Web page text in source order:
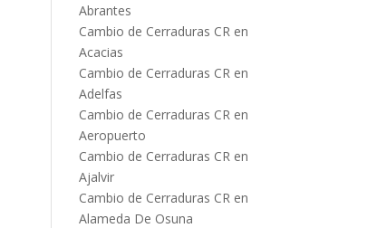
Abrantes
Cambio de Cerraduras CR en
Acacias
Cambio de Cerraduras CR en
Adelfas
Cambio de Cerraduras CR en
Aeropuerto
Cambio de Cerraduras CR en
Ajalvir
Cambio de Cerraduras CR en
Alameda De Osuna